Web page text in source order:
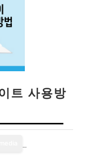
트 사용방